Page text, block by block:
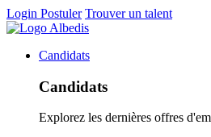
Login Postuler Trouver un talent
Candidats
Candidats
Explorez les dernières offres